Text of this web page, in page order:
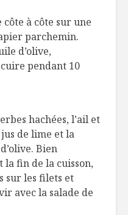
à côte sur une
parchemin.
d’olive,
pendant 10
hachées, l’ail et
de lime et la
Bien
la fin de la cuisson,
sur les filets et
avec la salade de